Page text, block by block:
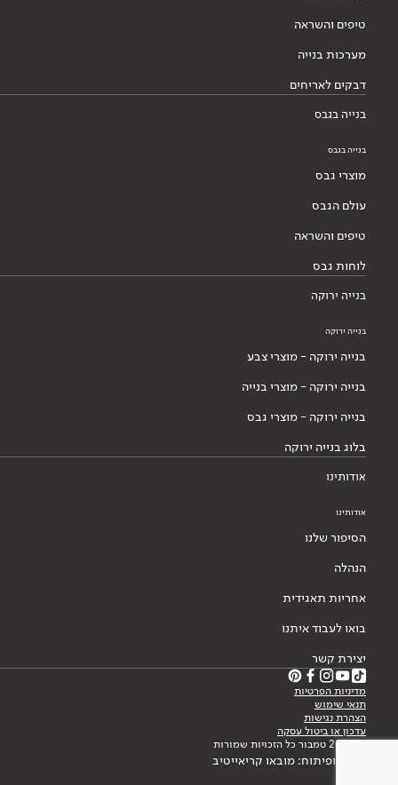
טיפים והשראה
מערכות בנייה
דבקים לאריחים
בנייה בגבס
בנייה בגבס
מוצרי גבס
עולם הגבס
טיפים והשראה
לוחות גבס
בנייה ירוקה
בנייה ירוקה
בנייה ירוקה - מוצרי צבע
בנייה ירוקה - מוצרי בנייה
בנייה ירוקה - מוצרי גבס
בלוג בנייה ירוקה
אודותינו
אודותינו
הסיפור שלנו
הנהלה
אחריות תאגידית
בואו לעבוד איתנו
יצירת קשר
מדיניות הפרטיות
תנאי שימוש
הצהרת נגישות
עדכון או ביטול עסקה
עיצוב ופיתוח: מובאו קריאייטיב